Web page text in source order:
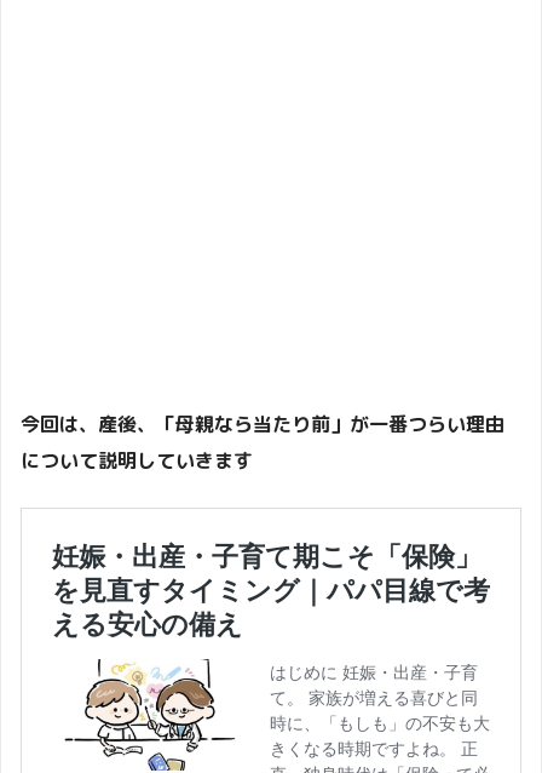
今回は、産後、「母親なら当たり前」が一番つらい理由
について説明していきます